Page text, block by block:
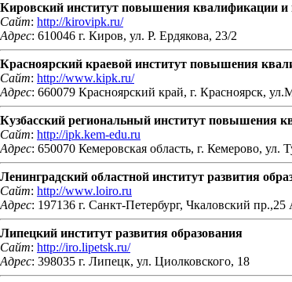
Кировский институт повышения квалификации и
Сайт: http://kirovipk.ru/
Адрес: 610046 г. Киров, ул. Р. Ердякова, 23/2
Красноярский краевой институт повышения
Сайт: http://www.kipk.ru/
Адрес: 660079 Красноярский край, г. Красноярск,
Кузбасский региональный институт повышения
Сайт: http://ipk.kem-edu.ru
Адрес: 650070 Кемеровская область, г. Кемерово, ул.
Ленинградский областной институт развития
Сайт: http://www.loiro.ru
Адрес: 197136 г. Санкт-Петербург, Чкаловский пр.,25
Липецкий институт развития образования
Сайт: http://iro.lipetsk.ru/
Адрес: 398035 г. Липецк, ул. Циолковского, 18